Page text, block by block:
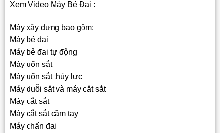
Xem Video Máy Bẻ Đai :
Máy xây dựng bao gồm:
Máy bẻ đai
Máy bẻ đai tự động
Máy uốn sắt
Máy uốn sắt thủy lực
Máy duỗi sắt và máy cắt sắt
Máy cắt sắt
Máy cắt sắt cầm tay
Máy chấn đai